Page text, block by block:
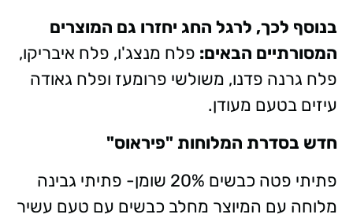
בנוסף לכך, לרגל החג יחזרו גם המוצרים
המסורתיים הבאים: פלח מנצג'ו, פלח איבריקו,
פלח גרנה פדנו, משולשי פרומעז ופלח גאודה
עיזים בטעם מעודן.
חדש בסדרת המלוחות "פיראוס"
פתיתי פטה כבשים 20% שומן- פתיתי גבינה
מלוחה עם המיוצר מחלב כבשים עם טעם עשיר